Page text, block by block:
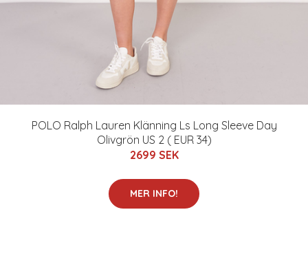
POLO Ralph Lauren Klänning Ls Long Sleeve Day
Olivgrön US 2 ( EUR 34)
2699 SEK
MER INFO!